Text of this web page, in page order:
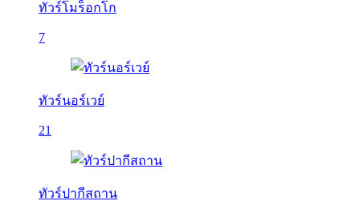
ทัวร์โมร็อกโก
7
ทัวร์นอร์เวย์
21
ทัวร์ปากีสถาน